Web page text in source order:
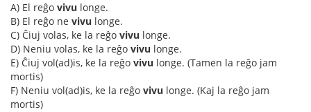
A) El reĝo vivu longe.
B) El reĝo ne vivu longe.
C) Ĉiuj volas, ke la reĝo vivu longe.
D) Neniu volas, ke la reĝo vivu longe.
E) Ĉiuj vol(ad)is, ke la reĝo vivu longe. (Tamen la reĝo jam
mortis)
F) Neniu vol(ad)is, ke la reĝo vivu longe. (Kaj la reĝo jam
mortis)